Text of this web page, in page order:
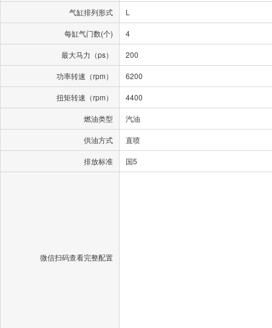
气缸排列形式 L
每缸气门数(个) 4
最大马力（ps） 200
功率转速（rpm） 6200
扭矩转速（rpm） 4400
燃油类型 汽油
供油方式 直喷
排放标准 国5
微信扫码查看完整配置